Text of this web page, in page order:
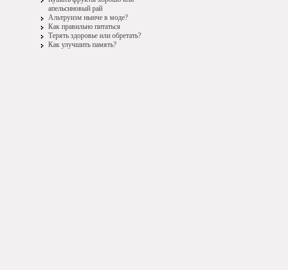
апельсиновый рай
Альтруизм нынче в моде?
Как правильно питаться
Терять здоровье или обретать?
Как улучшить память?